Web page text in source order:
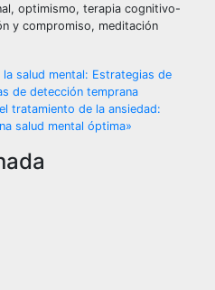
optimismo, terapia cognitivo-
y compromiso, meditación
salud mental: Estrategias de
de detección temprana
tratamiento de la ansiedad:
salud mental óptima»